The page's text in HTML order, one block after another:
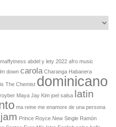
abdel y lety 2022 afro music
down carola Charanga Habanera
The Chemist dominicano
Maya Jay Kim joel salsa latin
ma reine me enamore de una persona
Prince Royce New Single Ramón